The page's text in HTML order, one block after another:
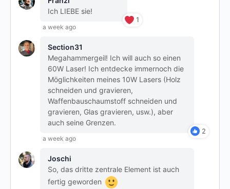
Ich LIEBE sie!
1
a week ago
Section31
Megahammergeil! Ich will auch so einen
60W Laser! Ich entdecke immernoch die
Möglichkeiten meines 10W Lasers (Holz
schneiden und gravieren,
Waffenbauschaumstoff schneiden und
gravieren, Glas gravieren, usw.), aber
auch seine Grenzen.
2
a week ago
Joschi
So, das dritte zentrale Element ist auch
fertig geworden